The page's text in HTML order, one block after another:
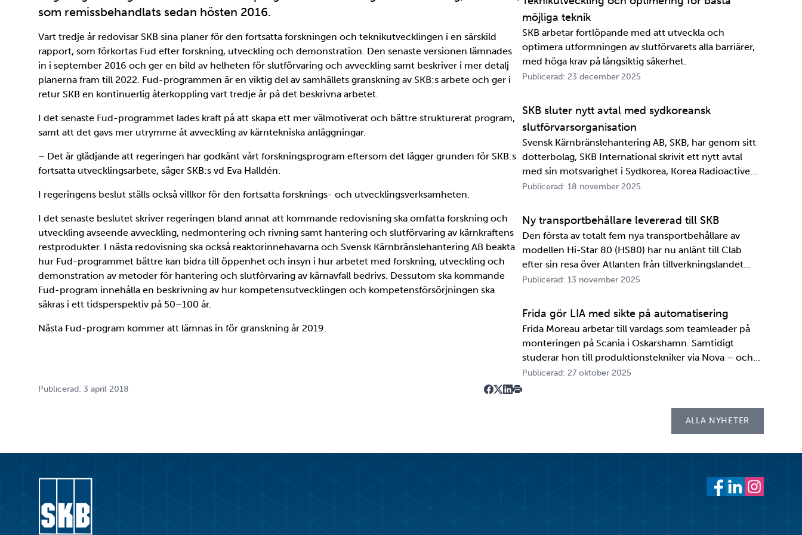
som remissbehandlats sedan hösten 2016.
Vart tredje år redovisar SKB sina planer för den fortsatta forskningen och teknikutvecklingen i en särskild
rapport, som förkortas Fud efter forskning, utveckling och demonstration. Den senaste versionen lämnades
in i september 2016 och ger en bild av helheten för slutförvaring och avveckling samt beskriver i mer detalj
planerna fram till 2022. Fud-programmen är en viktig del av samhällets granskning av SKB:s arbete och ger i
retur SKB en kontinuerlig återkoppling vart tredje år på det beskrivna arbetet.
I det senaste Fud-programmet lades kraft på att skapa ett mer välmotiverat och bättre strukturerat program,
samt att det gavs mer utrymme åt avveckling av kärntekniska anläggningar.
– Det är glädjande att regeringen har godkänt vårt forskningsprogram eftersom det lägger grunden för SKB:s
fortsatta utvecklingsarbete, säger SKB:s vd Eva Halldén.
I regeringens beslut ställs också villkor för den fortsatta forsknings- och utvecklingsverksamheten.
I det senaste beslutet skriver regeringen bland annat att kommande redovisning ska omfatta forskning och
utveckling avseende avveckling, nedmontering och rivning samt hantering och slutförvaring av kärnkraftens
restprodukter. I nästa redovisning ska också reaktorinnehavarna och Svensk Kärnbränslehantering AB beakta
hur Fud-programmet bättre kan bidra till öppenhet och insyn i hur arbetet med forskning, utveckling och
demonstration av metoder för hantering och slutförvaring av kärnavfall bedrivs. Dessutom ska kommande
Fud-program innehålla en beskrivning av hur kompetensutvecklingen och kompetensförsörjningen ska
säkras i ett tidsperspektiv på 50–100 år.
Nästa Fud-program kommer att lämnas in för granskning år 2019.
Publicerad: 3 april 2018
möjliga teknik
SKB arbetar fortlöpande med att utveckla och
optimera utformningen av slutförvarets alla barriärer,
med höga krav på långsiktig säkerhet.
Publicerad: 23 december 2025
SKB sluter nytt avtal med sydkoreansk
slutförvarsorganisation
Svensk Kärnbränslehantering AB, SKB, har genom sitt
dotterbolag, SKB International skrivit ett nytt avtal
med sin motsvarighet i Sydkorea, Korea Radioactive
Waste Agency, KORAD. Avtalet, som är ett så kallat
samarbetet mellan de två organisationerna. …
Publicerad: 18 november 2025
Ny transportbehållare levererad till SKB
Den första av totalt fem nya transportbehållare av
modellen Hi-Star 80 (HS80) har nu anlänt till Clab
efter sin resa över Atlanten från tillverkningslandet
USA. Innan transportbehållaren kan bli en del av SKB:s
tester och utbildningar. Redan 2008 i…
Publicerad: 13 november 2025
Frida gör LIA med sikte på automatisering
Frida Moreau arbetar till vardags som teamleader på
monteringen på Scania i Oskarshamn. Samtidigt
studerar hon till produktionstekniker via Nova – och
under tio veckor i höst gör hon både sin praktik, även
kallad LIA*, och sitt examensarbete på
Publicerad: 27 oktober 2025
ALLA NYHETER